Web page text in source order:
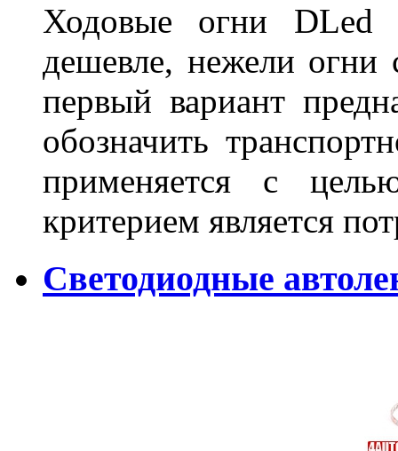
Ходовые огни DLed
дешевле, нежели огни
первый вариант
обозначить
применяется с
критерием является
Светодиодные